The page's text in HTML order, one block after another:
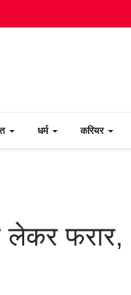
धर्म करियर
लेकर फरार,